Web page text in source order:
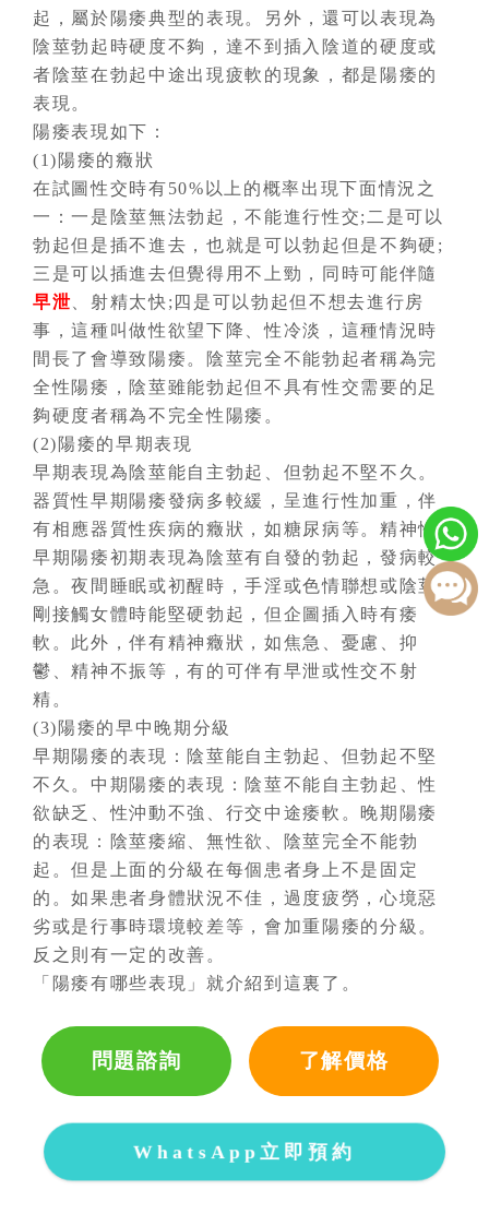
起，屬於陽痿典型的表現。另外，還可以表現為
陰莖勃起時硬度不夠，達不到插入陰道的硬度或
者陰莖在勃起中途出現疲軟的現象，都是陽痿的
表現。
陽痿表現如下：
(1)陽痿的癥狀
在試圖性交時有50%以上的概率出現下面情況之
一：一是陰莖無法勃起，不能進行性交;二是可以
勃起但是插不進去，也就是可以勃起但是不夠硬;
三是可以插進去但覺得用不上勁，同時可能伴隨
早泄 、射精太快;四是可以勃起但不想去進行房
事，這種叫做性欲望下降、性冷淡，這種情況時
間長了會導致陽痿。陰莖完全不能勃起者稱為完
全性陽痿，陰莖雖能勃起但不具有性交需要的足
夠硬度者稱為不完全性陽痿。
(2)陽痿的早期表現
早期表現為陰莖能自主勃起、但勃起不堅不久。
器質性早期陽痿發病多較緩，呈進行性加重，伴
有相應器質性疾病的癥狀，如糖尿病等。精神性
早期陽痿初期表現為陰莖有自發的勃起，發病較
急。夜間睡眠或初醒時，手淫或色情聯想或陰莖
剛接觸女體時能堅硬勃起，但企圖插入時有痿
軟。此外，伴有精神癥狀，如焦急、憂慮、抑
鬱、精神不振等，有的可伴有早泄或性交不射
精。
(3)陽痿的早中晚期分級
早期陽痿的表現：陰莖能自主勃起、但勃起不堅
不久。中期陽痿的表現：陰莖不能自主勃起、性
欲缺乏、性沖動不強、行交中途痿軟。晚期陽痿
的表現：陰莖痿縮、無性欲、陰莖完全不能勃
起。但是上面的分級在每個患者身上不是固定
的。如果患者身體狀況不佳，過度疲勞，心境惡
劣或是行事時環境較差等，會加重陽痿的分級。
反之則有一定的改善。
「陽痿有哪些表現」就介紹到這裏了。
問題諮詢 了解價格
WhatsApp立即預約